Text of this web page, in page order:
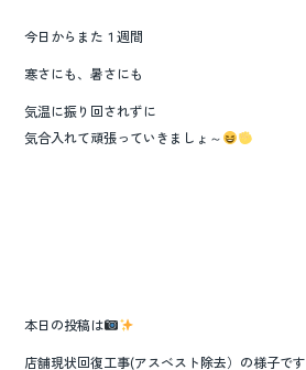
今日からまた１週間
寒さにも、暑さにも
気温に振り回されずに
気合入れて頑張っていきましょ～
本日の投稿は
店舗現状回復工事(アスベスト除去）の様子です